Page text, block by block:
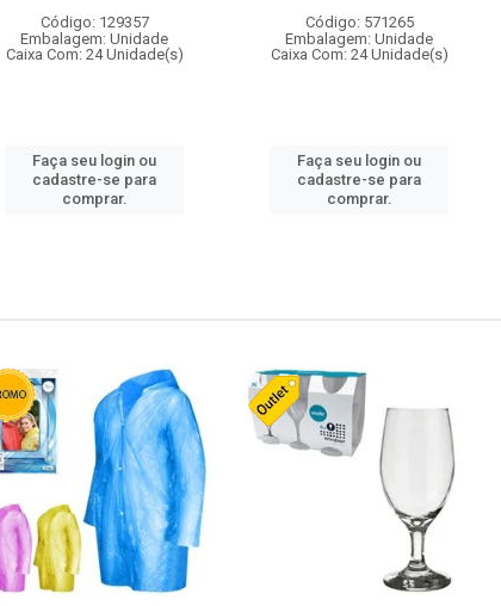
Código: 129357
Embalagem: Unidade
Caixa Com: 24 Unidade(s)
Faça seu login ou
cadastre-se para
comprar.
Código: 571265
Embalagem: Unidade
Caixa Com: 24 Unidade(s)
Faça seu login ou
cadastre-se para
comprar.